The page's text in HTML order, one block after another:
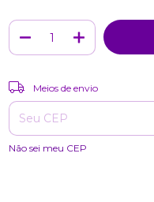
Entregas para o CEP:
Meios de envio
Não sei meu CEP